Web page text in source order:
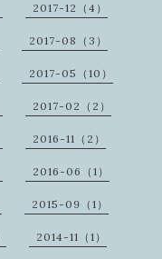
2017-12（4）
2017-08（3）
2017-05（10）
2017-02（2）
2016-11（2）
2016-06（1）
2015-09（1）
2014-11（1）